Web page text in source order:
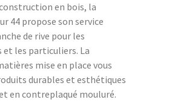
en bois, la
44 propose son service
de rive pour les
les particuliers. La
mise en place vous
durables et esthétiques
en contreplaqué mouluré.